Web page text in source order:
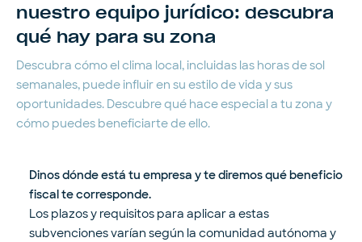
nuestro equipo jurídico: descubra
qué hay para su zona
Descubra cómo el clima local, incluidas las horas de sol
semanales, puede influir en su estilo de vida y sus
oportunidades. Descubre qué hace especial a tu zona y
cómo puedes beneficiarte de ello.
Dinos dónde está tu empresa y te diremos qué beneficio
fiscal te corresponde.
Los plazos y requisitos para aplicar a estas
subvenciones varían según la comunidad autónoma y